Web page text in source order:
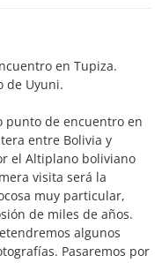
en Tupiza.
de Uyuni.
punto de encuentro en
entre Bolivia y
el Altiplano boliviano
visita será la
muy particular,
de miles de años.
algunos
Pasaremos por